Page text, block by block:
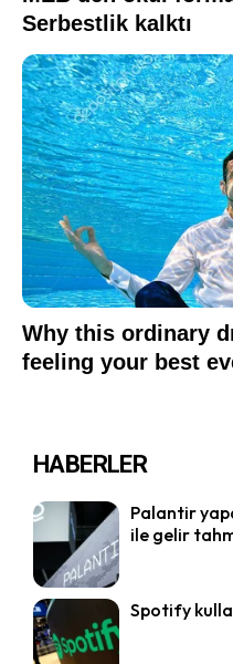
HABERLER
Palantir
ile gelir
Spotify